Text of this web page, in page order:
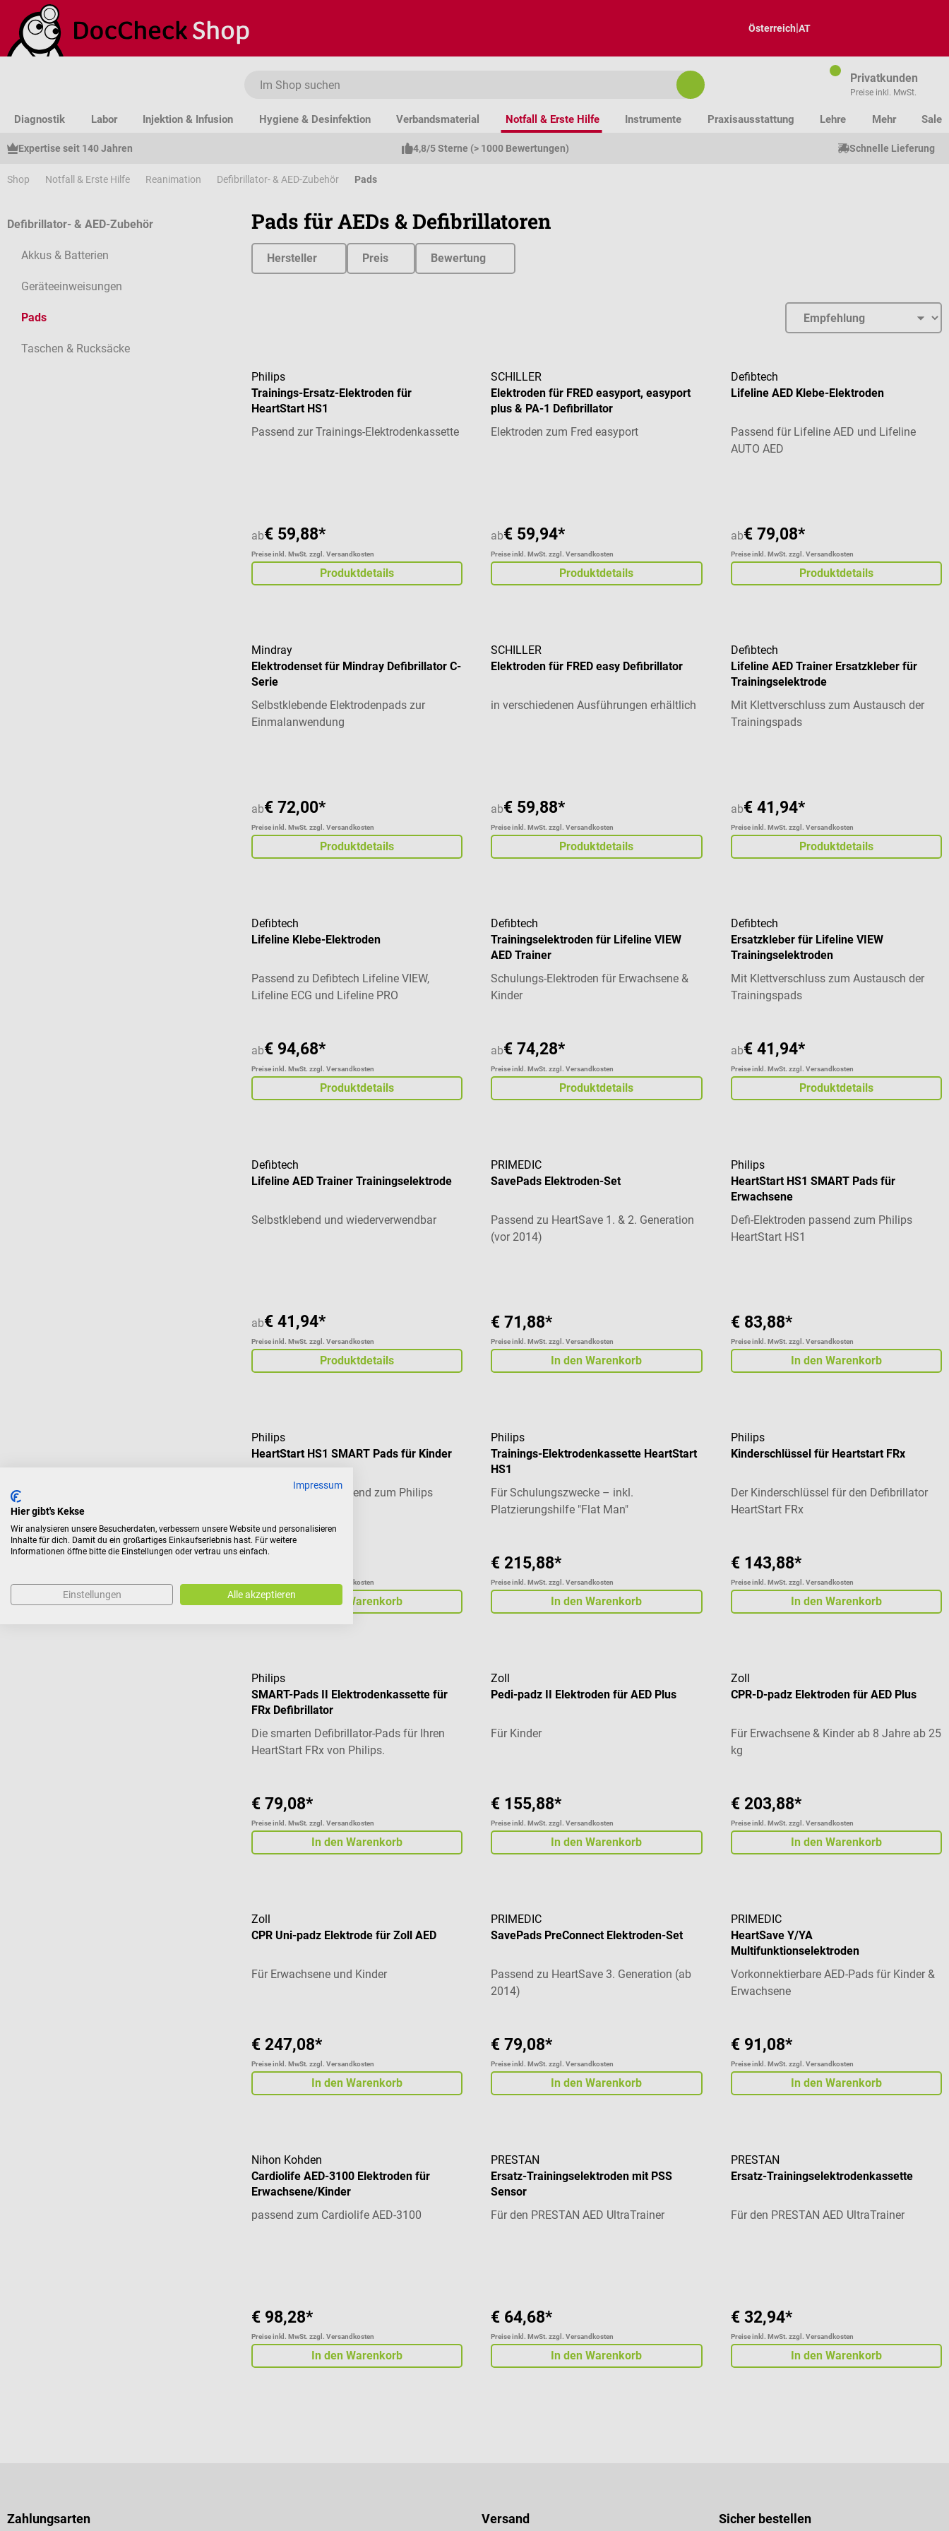
Hauptinhalt springen
Zur Suche springen
Zur Hauptnavigation springen
Österreich|AT
Privatkunden
Preise inkl. MwSt.
Diagnostik Labor Injektion & Infusion Hygiene & Desinfektion Verbandsmaterial Notfall & Erste Hilfe Instrumente Praxisausstattung Lehre Mehr Sale
Expertise seit 140 Jahren 4,8/5 Sterne (> 1000 Bewertungen) Schnelle Lieferung
Shop Notfall & Erste Hilfe Reanimation Defibrillator- & AED-Zubehör Pads
Defibrillator- & AED-Zubehör
Akkus & Batterien
Geräteeinweisungen
Pads
Taschen & Rucksäcke
Pads für AEDs & Defibrillatoren
Hersteller Preis Bewertung
Philips
Trainings-Ersatz-Elektroden für
HeartStart HS1
Passend zur Trainings-Elektrodenkassette
ab€ 59,88*
Preise inkl. MwSt. zzgl. Versandkosten
Produktdetails
SCHILLER
Elektroden für FRED easyport, easyport
plus & PA-1 Defibrillator
Elektroden zum Fred easyport
ab€ 59,94*
Preise inkl. MwSt. zzgl. Versandkosten
Produktdetails
Defibtech
Lifeline AED Klebe-Elektroden
Passend für Lifeline AED und Lifeline
AUTO AED
ab€ 79,08*
Preise inkl. MwSt. zzgl. Versandkosten
Produktdetails
Mindray
Elektrodenset für Mindray Defibrillator C-
Serie
Selbstklebende Elektrodenpads zur
Einmalanwendung
ab€ 72,00*
Preise inkl. MwSt. zzgl. Versandkosten
Produktdetails
SCHILLER
Elektroden für FRED easy Defibrillator
in verschiedenen Ausführungen erhältlich
ab€ 59,88*
Preise inkl. MwSt. zzgl. Versandkosten
Produktdetails
Defibtech
Lifeline AED Trainer Ersatzkleber für
Trainingselektrode
Mit Klettverschluss zum Austausch der
Trainingspads
ab€ 41,94*
Preise inkl. MwSt. zzgl. Versandkosten
Produktdetails
Defibtech
Lifeline Klebe-Elektroden
Passend zu Defibtech Lifeline VIEW,
Lifeline ECG und Lifeline PRO
ab€ 94,68*
Preise inkl. MwSt. zzgl. Versandkosten
Produktdetails
Defibtech
Trainingselektroden für Lifeline VIEW
AED Trainer
Schulungs-Elektroden für Erwachsene &
Kinder
ab€ 74,28*
Preise inkl. MwSt. zzgl. Versandkosten
Produktdetails
Defibtech
Ersatzkleber für Lifeline VIEW
Trainingselektroden
Mit Klettverschluss zum Austausch der
Trainingspads
ab€ 41,94*
Preise inkl. MwSt. zzgl. Versandkosten
Produktdetails
Defibtech
Lifeline AED Trainer Trainingselektrode
Selbstklebend und wiederverwendbar
ab€ 41,94*
Preise inkl. MwSt. zzgl. Versandkosten
Produktdetails
PRIMEDIC
SavePads Elektroden-Set
Passend zu HeartSave 1. & 2. Generation
(vor 2014)
€ 71,88*
Preise inkl. MwSt. zzgl. Versandkosten
In den Warenkorb
Philips
HeartStart HS1 SMART Pads für
Erwachsene
Defi-Elektroden passend zum Philips
HeartStart HS1
€ 83,88*
Preise inkl. MwSt. zzgl. Versandkosten
In den Warenkorb
Philips
HeartStart HS1 SMART Pads für Kinder
Defi-Elektroden passend zum Philips
Preise inkl. MwSt. zzgl. Versandkosten
In den Warenkorb
Philips
Trainings-Elektrodenkassette HeartStart
HS1
Für Schulungszwecke – inkl.
Platzierungshilfe "Flat Man"
€ 215,88*
Preise inkl. MwSt. zzgl. Versandkosten
In den Warenkorb
Philips
Kinderschlüssel für Heartstart FRx
Der Kinderschlüssel für den Defibrillator
HeartStart FRx
€ 143,88*
Preise inkl. MwSt. zzgl. Versandkosten
In den Warenkorb
Philips
SMART-Pads II Elektrodenkassette für
FRx Defibrillator
Die smarten Defibrillator-Pads für Ihren
HeartStart FRx von Philips.
€ 79,08*
Preise inkl. MwSt. zzgl. Versandkosten
In den Warenkorb
Zoll
Pedi-padz II Elektroden für AED Plus
Für Kinder
€ 155,88*
Preise inkl. MwSt. zzgl. Versandkosten
In den Warenkorb
Zoll
CPR-D-padz Elektroden für AED Plus
Für Erwachsene & Kinder ab 8 Jahre ab 25
kg
€ 203,88*
Preise inkl. MwSt. zzgl. Versandkosten
In den Warenkorb
Zoll
CPR Uni-padz Elektrode für Zoll AED
Für Erwachsene und Kinder
€ 247,08*
Preise inkl. MwSt. zzgl. Versandkosten
In den Warenkorb
PRIMEDIC
SavePads PreConnect Elektroden-Set
Passend zu HeartSave 3. Generation (ab
2014)
€ 79,08*
Preise inkl. MwSt. zzgl. Versandkosten
In den Warenkorb
PRIMEDIC
HeartSave Y/YA
Multifunktionselektroden
Vorkonnektierbare AED-Pads für Kinder &
Erwachsene
€ 91,08*
Preise inkl. MwSt. zzgl. Versandkosten
In den Warenkorb
Nihon Kohden
Cardiolife AED-3100 Elektroden für
Erwachsene/Kinder
passend zum Cardiolife AED-3100
€ 98,28*
Preise inkl. MwSt. zzgl. Versandkosten
In den Warenkorb
PRESTAN
Ersatz-Trainingselektroden mit PSS
Sensor
Für den PRESTAN AED UltraTrainer
€ 64,68*
Preise inkl. MwSt. zzgl. Versandkosten
In den Warenkorb
PRESTAN
Ersatz-Trainingselektrodenkassette
Für den PRESTAN AED UltraTrainer
€ 32,94*
Preise inkl. MwSt. zzgl. Versandkosten
In den Warenkorb
Zahlungsarten Versand Sicher bestellen
Impressum
Hier gibt's Kekse
Wir analysieren unsere Besucherdaten, verbessern unsere Website und personalisieren
Inhalte für dich. Damit du ein großartiges Einkaufserlebnis hast. Für weitere
Informationen öffne bitte die Einstellungen oder vertrau uns einfach.
Einstellungen Alle akzeptieren